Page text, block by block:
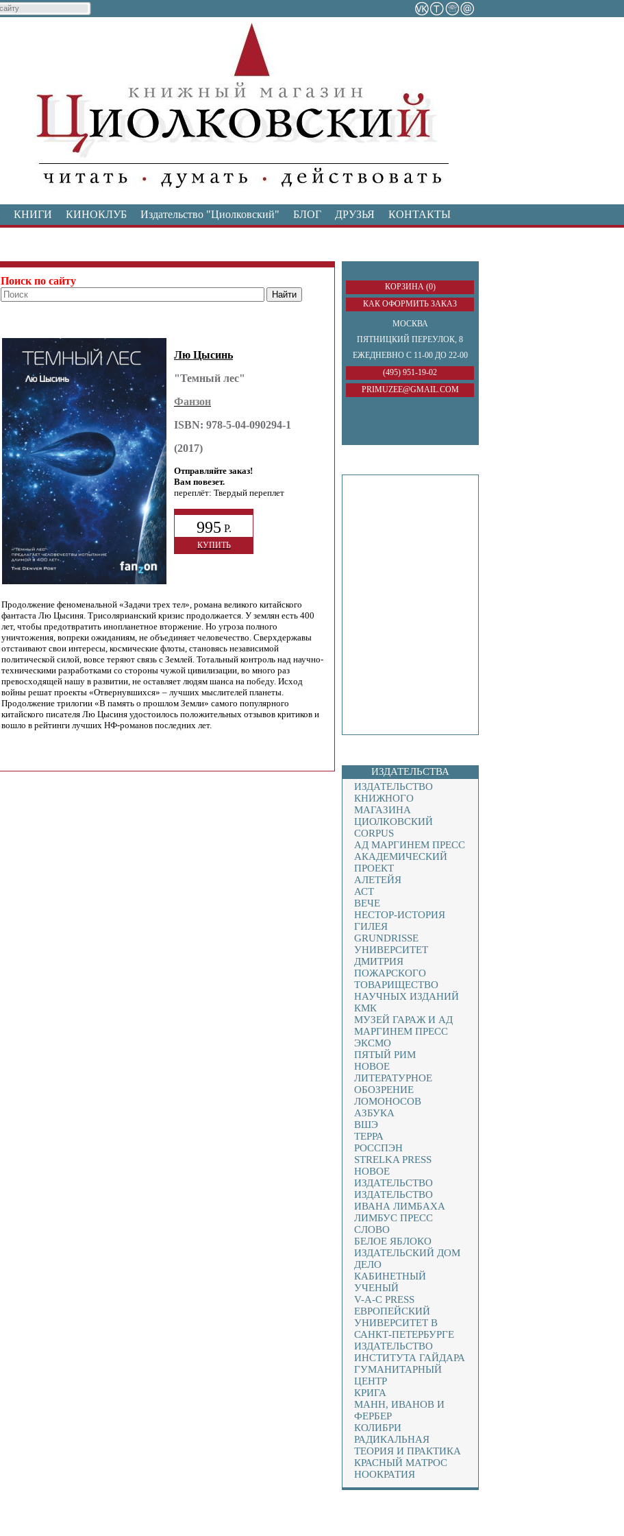
КНИГИ КИНОКЛУБ Издательство "Циолковский" БЛОГ ДРУЗЬЯ КОНТАКТЫ
Поиск по сайту
Лю Цысинь
"Темный лес"
Фанзон
ISBN: 978-5-04-090294-1
(2017)
Отправляйте заказ!
Вам повезет.
переплёт: Твердый переплет
995 Р.
КУПИТЬ
Продолжение феноменальной «Задачи трех тел», романа великого китайского
фантаста Лю Цысиня. Трисолярианский кризис продолжается. У землян есть 400
лет, чтобы предотвратить инопланетное вторжение. Но угроза полного
уничтожения, вопреки ожиданиям, не объединяет человечество. Сверхдержавы
отстаивают свои интересы, космические флоты, становясь независимой
политической силой, вовсе теряют связь с Землей. Тотальный контроль над научно-
техническими разработками со стороны чужой цивилизации, во много раз
превосходящей нашу в развитии, не оставляет людям шанса на победу. Исход
войны решат проекты «Отвернувшихся» – лучших мыслителей планеты.
Продолжение трилогии «В память о прошлом Земли» самого популярного
китайского писателя Лю Цысиня удостоилось положительных отзывов критиков и
вошло в рейтинги лучших НФ-романов последних лет.
КОРЗИНА (0)
КАК ОФОРМИТЬ ЗАКАЗ
МОСКВА
ПЯТНИЦКИЙ ПЕРЕУЛОК, 8
ЕЖЕДНЕВНО С 11-00 ДО 22-00
(495) 951-19-02
PRIMUZEE@GMAIL.COM
ИЗДАТЕЛЬСТВА
ИЗДАТЕЛЬСТВО
КНИЖНОГО
МАГАЗИНА
ЦИОЛКОВСКИЙ
CORPUS
АД МАРГИНЕМ ПРЕСС
АКАДЕМИЧЕСКИЙ
ПРОЕКТ
АЛЕТЕЙЯ
АСТ
ВЕЧЕ
НЕСТОР-ИСТОРИЯ
ГИЛЕЯ
GRUNDRISSE
УНИВЕРСИТЕТ
ДМИТРИЯ
ПОЖАРСКОГО
ТОВАРИЩЕСТВО
НАУЧНЫХ ИЗДАНИЙ
КМК
МУЗЕЙ ГАРАЖ И АД
МАРГИНЕМ ПРЕСС
ЭКСМО
ПЯТЫЙ РИМ
НОВОЕ
ЛИТЕРАТУРНОЕ
ОБОЗРЕНИЕ
ЛОМОНОСОВ
АЗБУКА
ВШЭ
ТЕРРА
РОССПЭН
STRELKA PRESS
НОВОЕ
ИЗДАТЕЛЬСТВО
ИЗДАТЕЛЬСТВО
ИВАНА ЛИМБАХА
ЛИМБУС ПРЕСС
СЛОВО
БЕЛОЕ ЯБЛОКО
ИЗДАТЕЛЬСКИЙ ДОМ
ДЕЛО
КАБИНЕТНЫЙ
УЧЕНЫЙ
V-A-C PRESS
ЕВРОПЕЙСКИЙ
УНИВЕРСИТЕТ В
САНКТ-ПЕТЕРБУРГЕ
ИЗДАТЕЛЬСТВО
ИНСТИТУТА ГАЙДАРА
ГУМАНИТАРНЫЙ
ЦЕНТР
КРИГА
МАНН, ИВАНОВ И
ФЕРБЕР
КОЛИБРИ
РАДИКАЛЬНАЯ
ТЕОРИЯ И ПРАКТИКА
КРАСНЫЙ МАТРОС
НООКРАТИЯ